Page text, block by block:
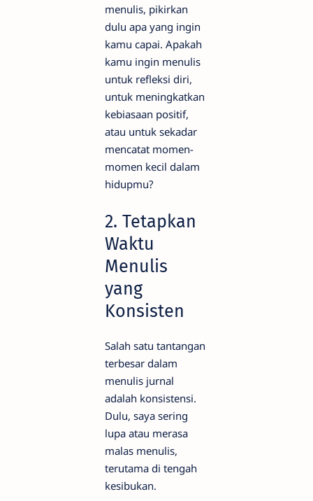
menulis, pikirkan
dulu apa yang ingin
kamu capai. Apakah
kamu ingin menulis
untuk refleksi diri,
untuk meningkatkan
kebiasaan positif,
atau untuk sekadar
mencatat momen-
momen kecil dalam
hidupmu?
2. Tetapkan
Waktu
Menulis
yang
Konsisten
Salah satu tantangan
terbesar dalam
menulis jurnal
adalah konsistensi.
Dulu, saya sering
lupa atau merasa
malas menulis,
terutama di tengah
kesibukan.